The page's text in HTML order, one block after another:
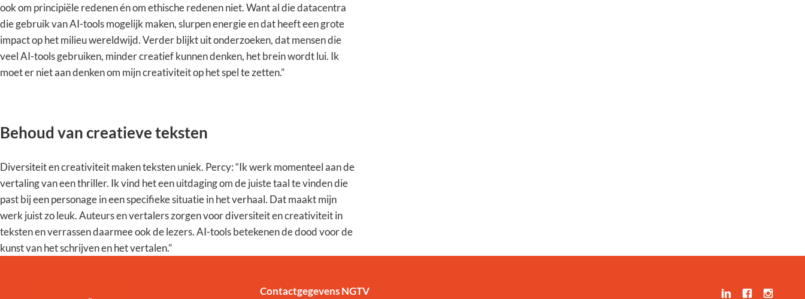
ook om principiële redenen én om ethische redenen niet. Want al die datacentra
die gebruik van AI-tools mogelijk maken, slurpen energie en dat heeft een grote
impact op het milieu wereldwijd. Verder blijkt uit onderzoeken, dat mensen die
veel AI-tools gebruiken, minder creatief kunnen denken, het brein wordt lui. Ik
moet er niet aan denken om mijn creativiteit op het spel te zetten.”
Behoud van creatieve teksten
Diversiteit en creativiteit maken teksten uniek. Percy: “Ik werk momenteel aan de
vertaling van een thriller. Ik vind het een uitdaging om de juiste taal te vinden die
past bij een personage in een specifieke situatie in het verhaal. Dat maakt mijn
werk juist zo leuk. Auteurs en vertalers zorgen voor diversiteit en creativiteit in
teksten en verrassen daarmee ook de lezers. AI-tools betekenen de dood voor de
kunst van het schrijven en het vertalen.”
Contactgegevens NGTV